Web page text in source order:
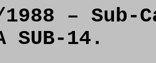
– Sub-
SUB-14.